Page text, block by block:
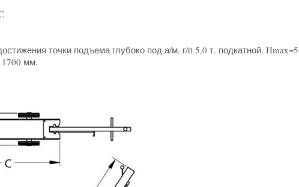
точки подъема глубоко под а/м, г/п 5,0 т. подкатной,
мм.